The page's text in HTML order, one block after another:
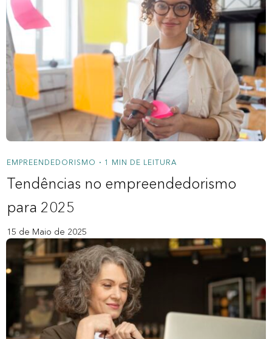
EMPREENDEDORISMO • 1 MIN DE LEITURA
Tendências no empreendedorismo
para 2025
15 de Maio de 2025